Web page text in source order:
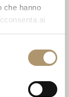
che hanno
ai
sito web.